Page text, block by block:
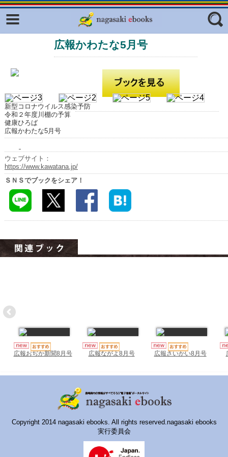
フリーワード
ジャンル
広報かわたな5月号
新型コロナウイルス感染予防
令和２年度川棚の予算
健康ひろば
広報かわたな5月号
ウェブサイト：
https://www.kawatana.jp/
ＳＮＳでブックをシェア！
広報おぢか新聞8月号 広報ながよ8月号 広報さいかい8月号
Copyright 2014 nagasaki ebooks. All rights reserved.nagasaki ebooks
実行委員会
Facebook
ふくいろキラリプロジェクト
ラリー（TOKYO Brochures）
はじめてご利用される方へ
コンテンツ
広報誌ナビ
明治日本の産業革命遺産
長崎と天草地方の潜伏キリシタン
関連遺産
大学・専門学校ナビ
小・中学校ナビ
おおむらebooks
みなみしまばらebooks
はさみebooks
ながさき市ebooks
さいかいイーブックス
長崎MICE観光マップ